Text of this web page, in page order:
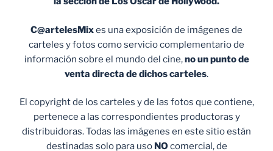
C@artelesMixes una exposición de imágenes de
carteles y fotos como servicio complementario de
información sobre el mundo del cine,no un punto de
venta directa de dichos carteles.
El copyright de los carteles y de las fotos que contiene,
pertenece a las correspondientes productoras y
distribuidoras. Todas las imágenes en este sitio están
destinadas solo para uso NO comercial, de